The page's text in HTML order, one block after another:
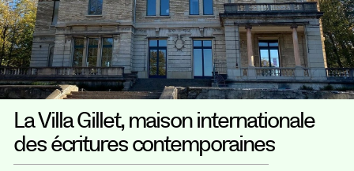
La Villa Gillet, maison internationale
des écritures contemporaines